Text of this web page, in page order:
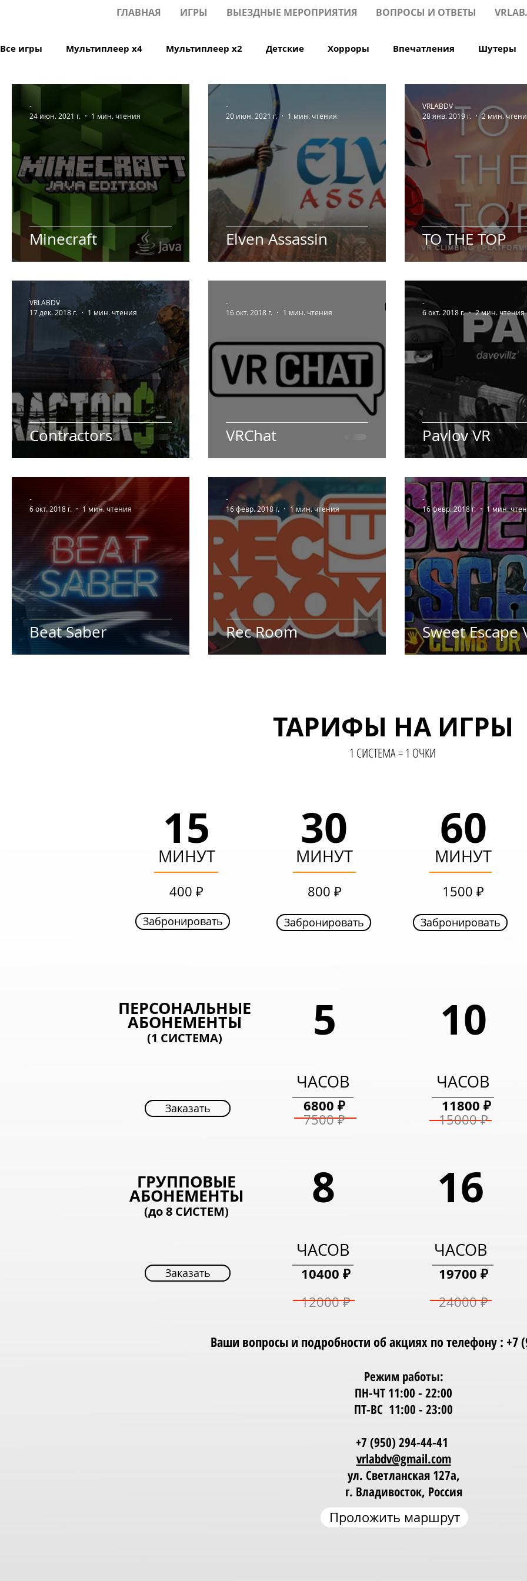
ГЛАВНАЯ ИГРЫ ВЫЕЗДНЫЕ МЕРОПРИЯТИЯ ВОПРОСЫ И ОТВЕТЫ
Все игры Мультиплеер х4 Мультиплеер х2 Детские Хорроры Впечатления Шутеры
Oculus Quest 1/2/Rift Музыкальные
Инструменты Мультиплеер х5 Мультиплеер х6
Minecraft
-
24 июн. 2021 г.
1 мин. чтения
Elven Assassin
-
20 июн. 2021 г.
1 мин. чтения
TO THE TOP
VRLABDV
28 янв. 2019 г.
2 мин.
Contractors
VRLABDV
17 дек. 2018 г.
1 мин. чтения
VRChat
-
16 окт. 2018 г.
1 мин. чтения
Pavlov VR
-
6 окт. 2018 г.
2 мин. чтения
Beat Saber
-
6 окт. 2018 г.
1 мин. чтения
Rec Room
-
16 февр. 2018 г.
1 мин. чтения
Sweet Escape
-
16 февр. 2018 г.
1 мин.
ТАРИФЫ НА ИГРЫ
1 СИСТЕМА = 1 ОЧКИ
15
МИНУТ
Забронировать
МИНУТ
30
Забронировать
60
МИНУТ
Забронировать
ВЫГОДНЫЙ
АБОНЕМЕНТ
ЧАСОВ
5
4500 ₽
5000 ₽
ЧАСОВ
8
5900 ₽
8000 ₽
ТАРИФЫ НА ИГРЫ
1 СИСТЕМА = 1 ОЧКИ
15
МИНУТ
400 ₽
Забронировать
МИНУТ
30
800 ₽
Забронировать
60
МИНУТ
1500 ₽
Забронировать
ПЕРСОНАЛЬНЫЕ
АБОНЕМЕНТЫ
(1 СИСТЕМА) 5
ЧАСОВ
Заказать 6800 ₽
7500 ₽
ГРУППОВЫЕ
АБОНЕМЕНТЫ
(до 8 СИСТЕМ) 8
ЧАСОВ
Заказать 10400 ₽
12000 ₽
10
ЧАСОВ
11800 ₽
15000 ₽
16
ЧАСОВ
19700 ₽
24000 ₽
Ваши вопросы и подробности об акциях по телефону : +7
Режим работы:
ПН-ЧТ 11:00 - 22:00
ПТ-ВС 11:00 - 23:00
+7 (950) 294-44-41
vrlabdv@gmail.com
ул. Светланская 127а,
г. Владивосток, Россия
Проложить маршрут